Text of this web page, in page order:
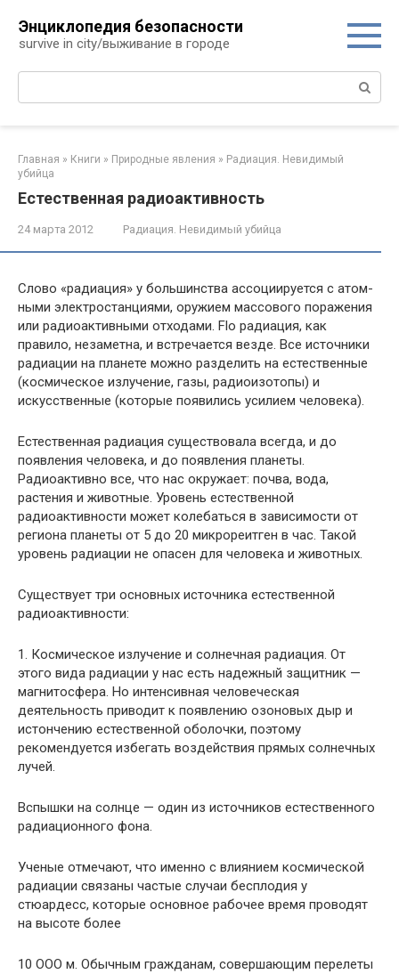
контенту
Энциклопедия безопасности
survive in city/выживание в городе
Поиск:
Главная » Книги » Природные явления » Радиация. Невидимый
убийца
Естественная радиоактивность
24 марта 2012 Радиация. Невидимый убийца
Слово «радиация» у большинства ассоциируется с атом­
ными электростанциями, оружием массового поражения
или радиоактивными отходами. Flo радиация, как
правило, неза­метна, и встречается везде. Все источники
радиации на плане­те можно разделить на естественные
(космическое излучение, газы, радиоизотопы) и
искусственные (которые появились усилием человека).
Естественная радиация существовала всегда, и до
появле­ния человека, и до появления планеты.
Радиоактивно все, что нас окружает: почва, вода,
растения и животные. Уровень ес­тественной
радиоактивности может колебаться в зависимости от
региона планеты от 5 до 20 микрореитген в час. Такой
уро­вень радиации не опасен для человека и животных.
Существует три основных источника естественной
радио­активности:
1. Космическое излучение и солнечная радиация. От
этого вида радиации у нас есть надежный защитник —
магнитосфе­ра. Но интенсивная человеческая
деятельность приводит к по­явлению озоновых дыр и
истончению естественной оболочки, поэтому
рекомендуется избегать воздействия прямых солнеч­ных
лучей.
Вспышки на солнце — один из источников естественного
радиационного фона.
Ученые отмечают, что именно с влиянием космической
радиации связаны частые случаи бесплодия у
стюардесс, которые основное рабочее время проводят
на высоте более
10 ООО м. Обычным гражданам, совершающим перелеты